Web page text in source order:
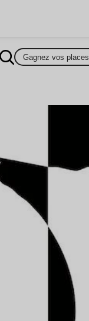
Gagnez vos places